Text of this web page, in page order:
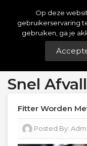
Content
Weight
Gratis Weight
Snel
Fitter Worden
Posted By:
Op deze
gebruikerservaring
gebruiken, ga je